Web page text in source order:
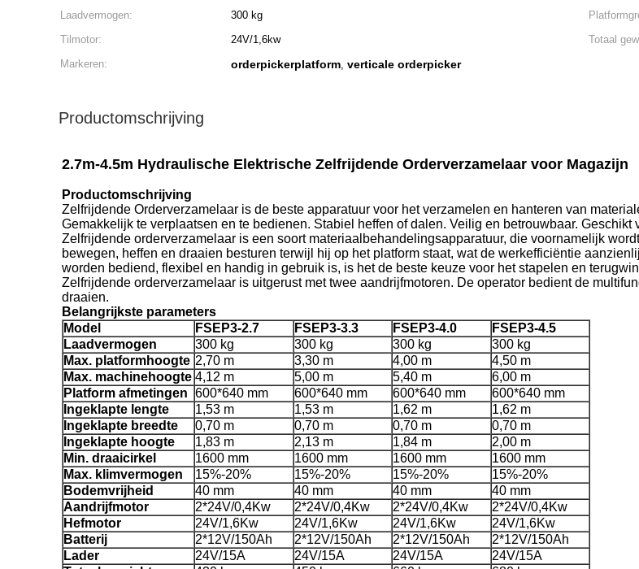
Laadvermogen:
300 kg
Tilmotor:
24V/1,6kw Totaal
Markeren:
orderpickerplatform, verticale orderpicker
Productomschrijving
2.7m-4.5m Hydraulische Elektrische Zelfrijdende Orderverzamelaar voor Magazijn
Productomschrijving
Zelfrijdende Orderverzamelaar is de beste apparatuur voor het verzamelen en hanteren van
Gemakkelijk te verplaatsen en te bedienen. Stabiel heffen of dalen. Veilig en betrouwbaar.
Zelfrijdende orderverzamelaar is een soort materiaalbehandelingsapparatuur, die voornamelijk
bewegen, heffen en draaien besturen terwijl hij op het platform staat, wat de werkefficiëntie
worden bediend, flexibel en handig in gebruik is, is het de beste keuze voor het stapelen en
Zelfrijdende orderverzamelaar is uitgerust met twee aandrijfmotoren. De operator bedient de
draaien.
Belangrijkste parameters
Model
FSEP3-2.7 FSEP3-3.3 FSEP3-4.0
FSEP3-4.5
Laadvermogen
300 kg 300 kg 300 kg
300 kg
Max. platformhoogte 2,70 m 3,30 m 4,00 m
4,50 m
Max. machinehoogte 4,12 m 5,00 m 5,40 m
6,00 m
Platform afmetingen 600*640 mm 600*640 mm 600*640 mm
600*640 mm
Ingeklapte lengte
1,53 m 1,53 m 1,62 m
1,62 m
Ingeklapte breedte
0,70 m 0,70 m 0,70 m
0,70 m
Ingeklapte hoogte
1,83 m 2,13 m 1,84 m
2,00 m
Min. draaicirkel
1600 mm 1600 mm 1600 mm
1600 mm
Max. klimvermogen
15%-20% 15%-20% 15%-20%
15%-20%
Bodemvrijheid
40 mm 40 mm 40 mm
40 mm
Aandrijfmotor
2*24V/0,4Kw 2*24V/0,4Kw 2*24V/0,4Kw
2*24V/0,4Kw
Hefmotor
24V/1,6Kw 24V/1,6Kw 24V/1,6Kw
24V/1,6Kw
Batterij
2*12V/150Ah 2*12V/150Ah 2*12V/150Ah
2*12V/150Ah
Lader
24V/15A 24V/15A 24V/15A
24V/15A